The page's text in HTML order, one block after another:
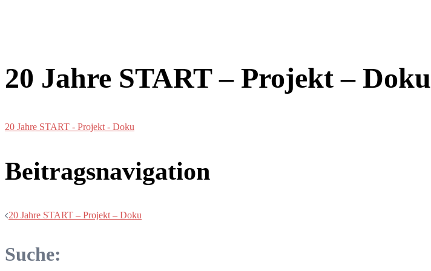
20 Jahre START – Projekt – Doku
20 Jahre START - Projekt - Doku
Beitragsnavigation
20 Jahre START – Projekt – Doku
Suche: